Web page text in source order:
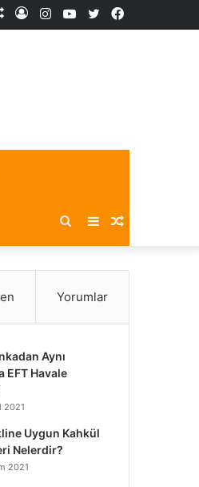
Facebook
X
YouTube
Instagram
Kayıt
Rastgele
Rastgele
Makale
Kenar
Bölmesi
Arama
yap
Yorumlar
Aynı
EFT Havale
2021
Uygun Kahkül
Nelerdir?
2021